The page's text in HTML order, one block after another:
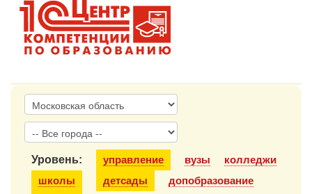
1С:Образование
Образовательные программы
Уровень: управление вузы
колледжи
школы
детсады
допобразование